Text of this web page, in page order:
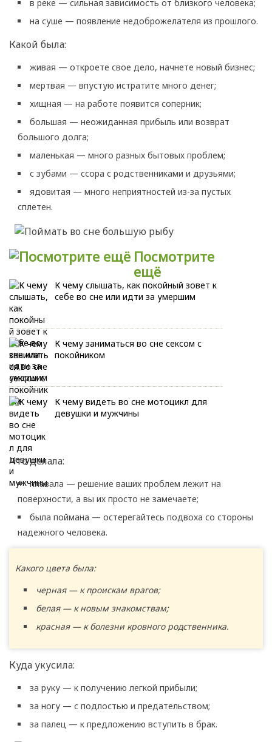
в реке — сильная зависимость от близкого человека;
на суше — появление недоброжелателя из прошлого.
Какой была:
живая — откроете свое дело, начнете новый бизнес;
мертвая — впустую истратите много денег;
хищная — на работе появится соперник;
большая — неожиданная прибыль или возврат
большого долга;
маленькая — много разных бытовых проблем;
с зубами — ссора с родственниками и друзьями;
ядовитая — много неприятностей из-за пустых
сплетен.
Посмотрите
ещё
К чему слышать, как покойный зовет к
себе во сне или идти за умершим
К чему заниматься во сне сексом с
покойником
К чему видеть во сне мотоцикл для
девушки и мужчины
Что делала:
плавала — решение ваших проблем лежит на
поверхности, а вы их просто не замечаете;
была поймана — остерегайтесь подвоха со стороны
надежного человека.
Какого цвета была:
черная — к проискам врагов;
белая — к новым знакомствам;
красная — к болезни кровного родственника.
Куда укусила:
за руку — к получению легкой прибыли;
за ногу — с подлостью и предательством;
за палец — к предложению вступить в брак.